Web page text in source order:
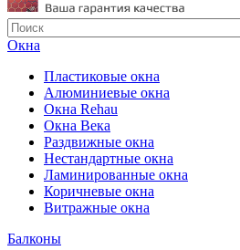
Окна
Пластиковые окна
Алюминиевые окна
Окна Rehau
Окна Века
Раздвижные окна
Нестандартные окна
Ламинированные окна
Коричневые окна
Витражные окна
Балконы